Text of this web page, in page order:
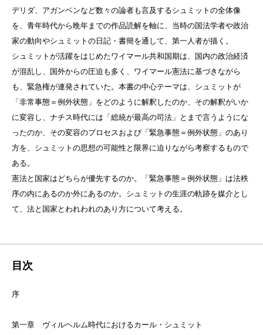
デリダ、アガンベンなど数々の論者も言及するシュミットの全体像
を、青年時代から晩年までの作品読解を軸に、当時の国法学者や政治
家の動向やシュミットの日記・書簡を通して、第一人者が描く。
シュミットが活躍をはじめたワイマール共和国期は、国内の政治経済
が混乱し、国外からの圧迫も多く、ワイマール憲法に基づきながら
も、緊急権が連発されていた。本書の中心テーマは、シュミットが
「非常事態＝例外状態」をどのように解釈したのか、その解釈がいか
に変容し、ナチス時代には「総統が最高の司法」とまで言うようにな
ったのか、その変容のプロセスおよび「緊急事態＝例外状態」のあり
方を、シュミットの思想の可能性と限界に迫りながら考察するもので
ある。
憲法と国家はどちらが優先するのか。「緊急事態＝例外状態」は法秩
序の内にあるのか外にあるのか。シュミットの生涯の軌跡を媒介とし
て、法と国家とわれわれのあり方について考える。
目次
序
第一章 ヴィルヘルム時代におけるカール・シュミット